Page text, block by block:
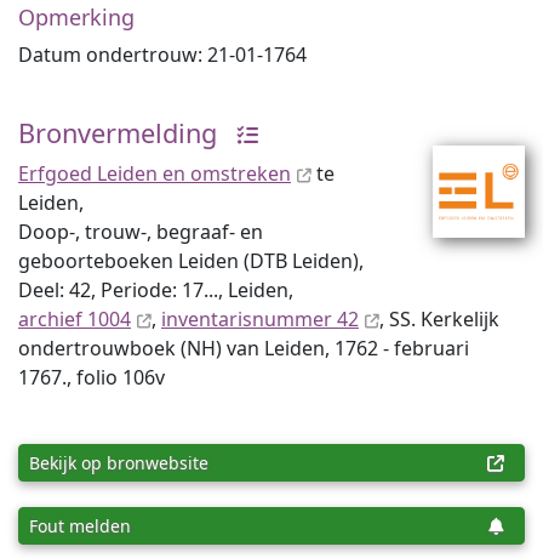
Opmerking
Datum ondertrouw: 21-01-1764
Bronvermelding
Erfgoed Leiden en omstreken
te
Leiden,
Doop-, trouw-, begraaf- en
geboorteboeken Leiden (DTB Leiden),
Deel: 42, Periode: 17..., Leiden,
archief 1004
, inventaris­num­mer 42
, SS. Kerkelijk
ondertrouwboek (NH) van Leiden, 1762 - februari
1767., folio 106v
Bekijk op bronwebsite
Fout melden